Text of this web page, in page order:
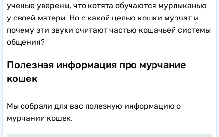
ученые уверены, что котята обучаются мурлыканью
у своей матери. Но с какой целью кошки мурчат и
почему эти звуки считают частью кошачьей системы
общения?
Полезная информация про мурчание
кошек
Мы собрали для вас полезную информацию о
мурчании кошек.